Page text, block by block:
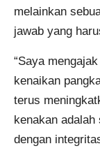
melainkan
jawab yang
“Saya
kenaikan
terus
kenakan
dengan